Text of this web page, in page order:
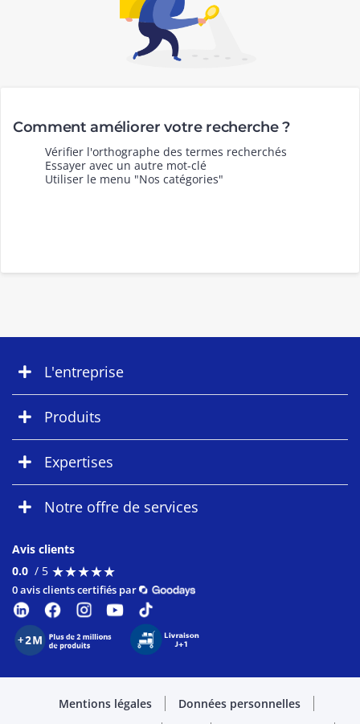
Comment améliorer votre recherche ?
Vérifier l'orthographe des termes recherchés
Essayer avec un autre mot-clé
Utiliser le menu "Nos catégories"
L'entreprise
Produits
Expertises
Notre offre de services
Avis clients
0.0 / 5 ★★★★★
★★★★★
0 avis clients certifiés par
Mentions légales
Données personnelles